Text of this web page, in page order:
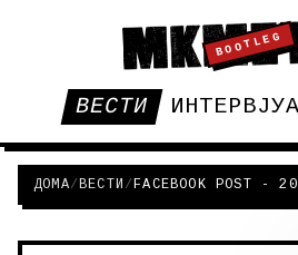
BOOTLEG
ВЕСТИ ИНТЕРВЈУА
ДОМА/ВЕСТИ /FACEBOOK POST -